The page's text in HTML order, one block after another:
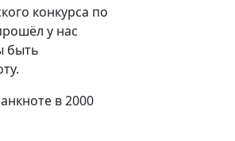
конкурса по
у нас
быть
в 2000